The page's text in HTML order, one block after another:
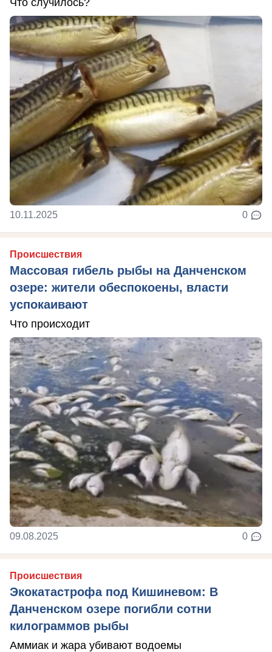
Что случилось?
10.11.2025 0
Происшествия
Массовая гибель рыбы на Данченском
озере: жители обеспокоены, власти
успокаивают
Что происходит
09.08.2025 0
Происшествия
Экокатастрофа под Кишиневом: В
Данченском озере погибли сотни
килограммов рыбы
Аммиак и жара убивают водоемы